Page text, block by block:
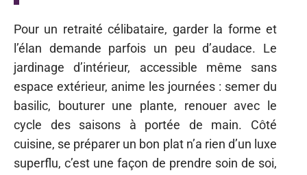
Pour un retraité célibataire, garder la forme et
l’élan demande parfois un peu d’audace. Le
jardinage d’intérieur, accessible même sans
espace extérieur, anime les journées : semer du
basilic, bouturer une plante, renouer avec le
cycle des saisons à portée de main. Côté
cuisine, se préparer un bon plat n’a rien d’un luxe
superflu, c’est une façon de prendre soin de soi,